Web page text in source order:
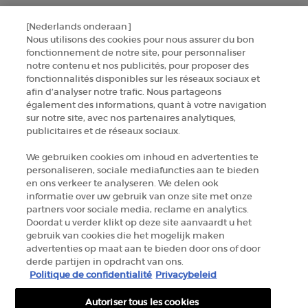
14, rue Royale - 75008 Paris France
armanibeauty.ecom@be.oaccare.com
OPTIONS D'ACHAT
€ - BE (FR)
© 2026 Armani beauty
Conditions générales de vente Conditions d’utilisation
Plan du site
Politique de confidentialité
Gestion des cookies
[Nederlands onderaan]
Nous utilisons des cookies pour nous assurer du bon
fonctionnement de notre site, pour personnaliser
notre contenu et nos publicités, pour proposer des
fonctionnalités disponibles sur les réseaux sociaux et
afin d’analyser notre trafic. Nous partageons
également des informations, quant à votre navigation
sur notre site, avec nos partenaires analytiques,
publicitaires et de réseaux sociaux.
We gebruiken cookies om inhoud en advertenties te
personaliseren, sociale mediafuncties aan te bieden
en ons verkeer te analyseren. We delen ook
informatie over uw gebruik van onze site met onze
partners voor sociale media, reclame en analytics.
Doordat u verder klikt op deze site aanvaardt u het
gebruik van cookies die het mogelijk maken
advertenties op maat aan te bieden door ons of door
derde partijen in opdracht van ons.
Politique de confidentialité Privacybeleid
Autoriser tous les cookies